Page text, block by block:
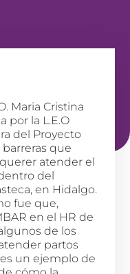
Maria Cristina
por la L.E.O
del Proyecto
que
atender el
del
en Hidalgo.
fue que,
en el HR de
de los
partos
un ejemplo de